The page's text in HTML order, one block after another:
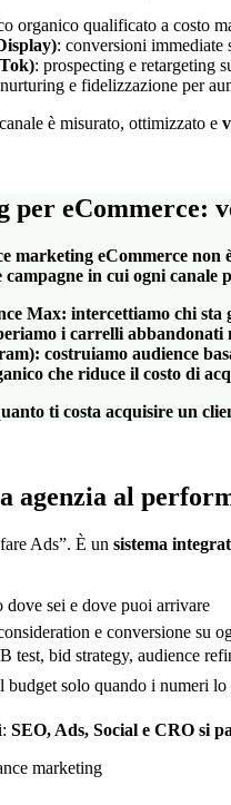
organico qualificato a costo
: conversioni immediate
: prospecting e retargeting
e fidelizzazione per
è misurato, ottimizzato e
per eCommerce:
marketing eCommerce non
in cui ogni
Max: intercettiamo chi sta
i carrelli abbandonati
: costruiamo audience
che riduce il costo di
ti costa acquisire un
agenzia al
Ads”. È un sistema
dove sei e dove puoi arrivare
e conversione su
test, bid strategy, audience
budget solo quando i numeri
SEO, Ads, Social e CRO si